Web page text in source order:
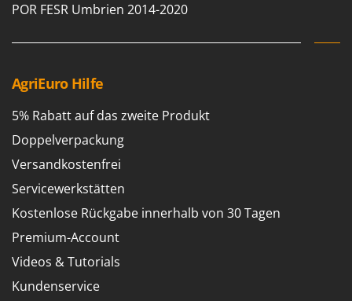
POR FESR Umbrien 2014-2020
AgriEuro Hilfe
5% Rabatt auf das zweite Produkt
Doppelverpackung
Versandkostenfrei
Servicewerkstätten
Kostenlose Rückgabe innerhalb von 30 Tagen
Premium-Account
Videos & Tutorials
Kundenservice